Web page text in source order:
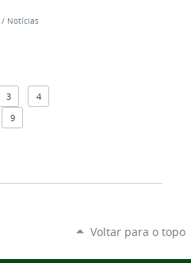
/ Notícias
3
4
9
Voltar para o topo